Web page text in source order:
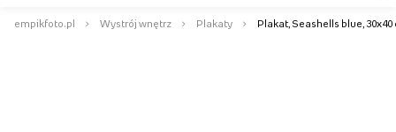
empikfoto.pl Wystrój wnętrz Plakaty Plakat, Seashells blue, 30x40